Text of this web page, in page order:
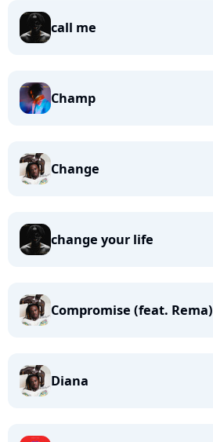
call me
Champ
Change
change your life
Compromise (feat. Rema)
Diana